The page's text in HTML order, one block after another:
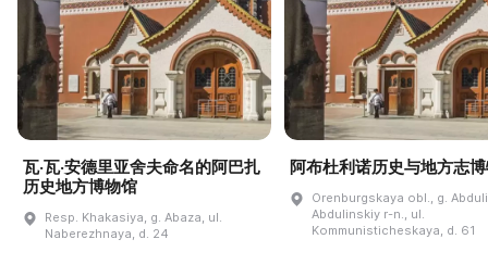
瓦·瓦·安德里亚舍夫命名的阿巴扎
历史地方博物馆
Resp. Khakasiya, g. Abaza, ul.
Naberezhnaya, d. 24
阿布杜利诺历史与地方志
Orenburgskaya obl., g.
Abdulinskiy r-n., ul.
Kommunisticheskaya, d. 61